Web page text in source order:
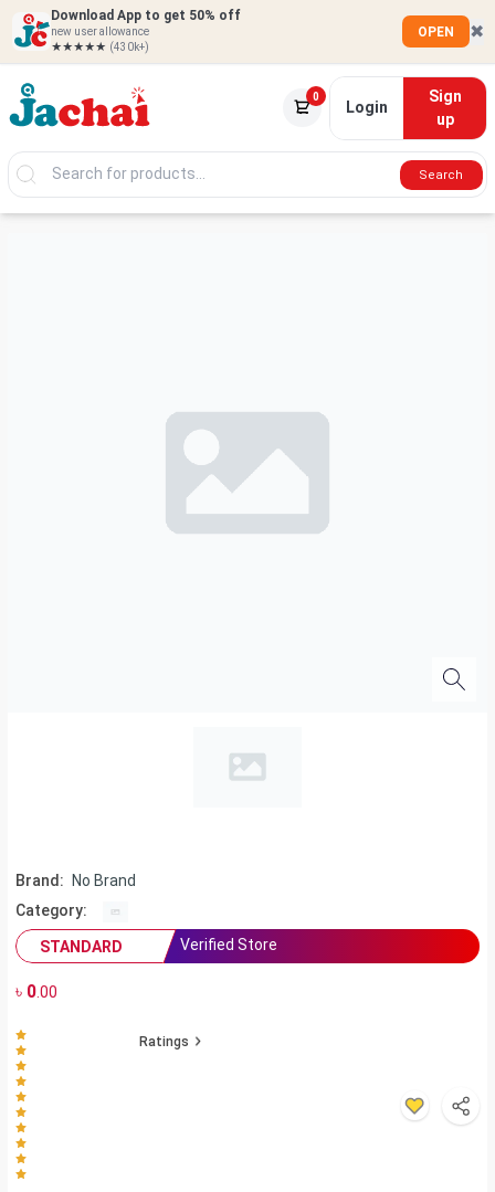
Download App to get 50% off
new user allowance
★★★★★ (430k+)
OPEN ✖
0
Login
Sign
up
Search
Brand:
No Brand
Category:
STANDARD
Verified Store
৳ 0.00
Ratings